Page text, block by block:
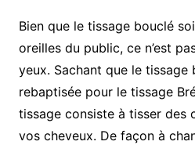
Bien que le tissage bouclé
oreilles du public, ce n’est
yeux. Sachant que le tissage
rebaptisée pour le tissage
tissage consiste à tisser des
vos cheveux. De façon à